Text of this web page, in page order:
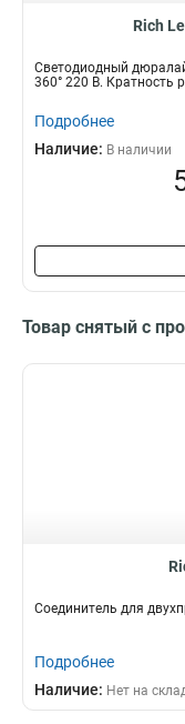
Rich
Светодиодный
360° 220 В. Кратность
Подробнее
Наличие: В наличии
Товар снятый с
Соединитель для
Подробнее
Наличие: Нет на